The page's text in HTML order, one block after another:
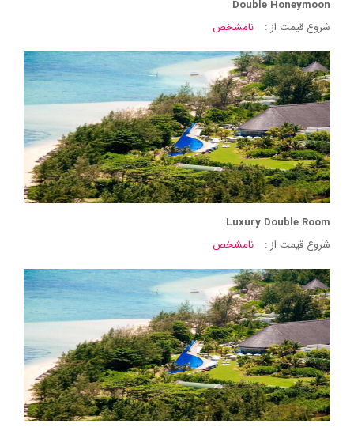
Double Honeymoon
شروع قیمت از :
نامشخص
Luxury Double Room
شروع قیمت از :
نامشخص